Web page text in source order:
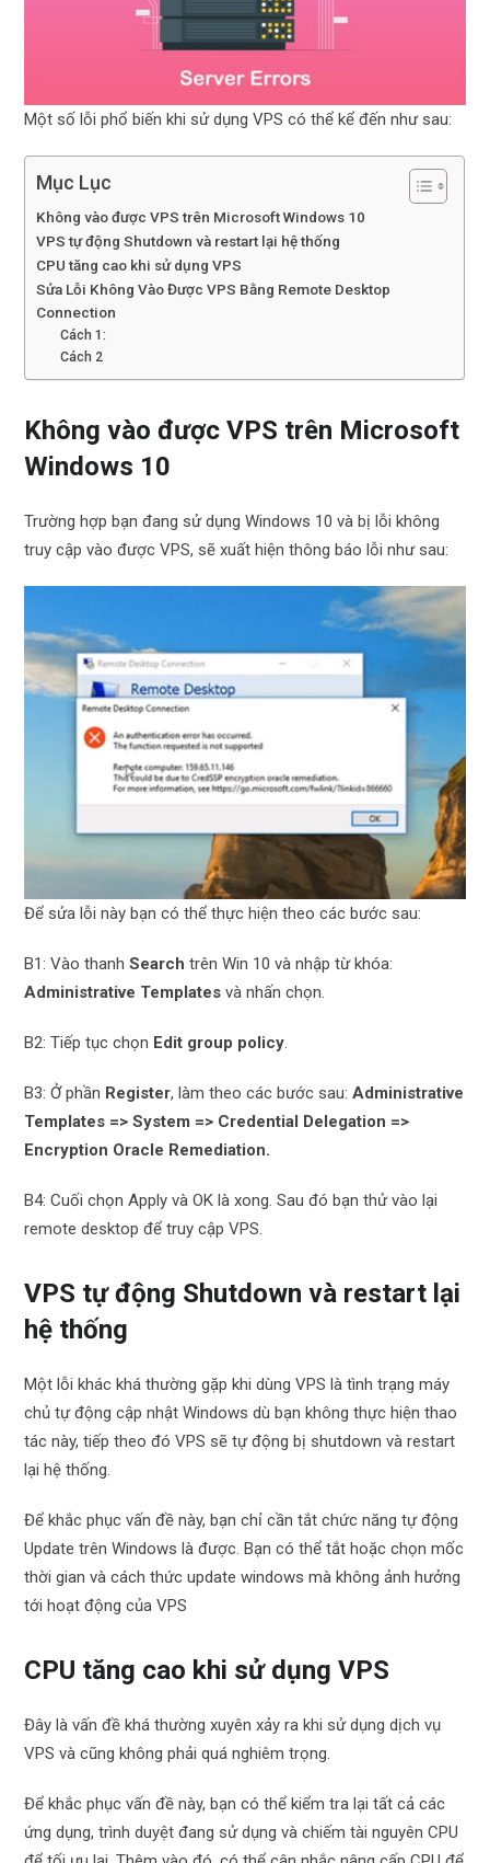
Một số lỗi phổ biến khi sử dụng VPS có thể kể đến như sau:
Mục Lục
Không vào được VPS trên Microsoft Windows 10
VPS tự động Shutdown và restart lại hệ thống
CPU tăng cao khi sử dụng VPS
Sửa Lỗi Không Vào Được VPS Bằng Remote Desktop
Connection
Cách 1:
Cách 2
Không vào được VPS trên Microsoft
Windows 10
Trường hợp bạn đang sử dụng Windows 10 và bị lỗi không
truy cập vào được VPS, sẽ xuất hiện thông báo lỗi như sau:
Để sửa lỗi này bạn có thể thực hiện theo các bước sau:
B1: Vào thanhSearchtrên Win 10 và nhập từ khóa:
Administrative Templates và nhấn chọn.
B2: Tiếp tục chọn Edit group policy.
B3: Ở phần Register, làm theo các bước sau:Administrative
Templates => System => Credential Delegation =>
Encryption Oracle Remediation.
B4: Cuối chọn Apply và OK là xong. Sau đó bạn thử vào lại
remote desktop để truy cập VPS.
VPS tự động Shutdown và restart lại
hệ thống
Một lỗi khác khá thường gặp khi dùng VPS là tình trạng máy
chủ tự động cập nhật Windows dù bạn không thực hiện thao
tác này, tiếp theo đó VPS sẽ tự động bị shutdown và restart
lại hệ thống.
Để khắc phục vấn đề này, bạn chỉ cần tắt chức năng tự động
Update trên Windows là được. Bạn có thể tắt hoặc chọn mốc
thời gian và cách thức update windows mà không ảnh hưởng
tới hoạt động của VPS
CPU tăng cao khi sử dụng VPS
Đây là vấn đề khá thường xuyên xảy ra khi sử dụng dịch vụ
VPS và cũng không phải quá nghiêm trọng.
Để khắc phục vấn đề này, bạn có thể kiểm tra lại tất cả các
ứng dụng, trình duyệt đang sử dụng và chiếm tài nguyên CPU